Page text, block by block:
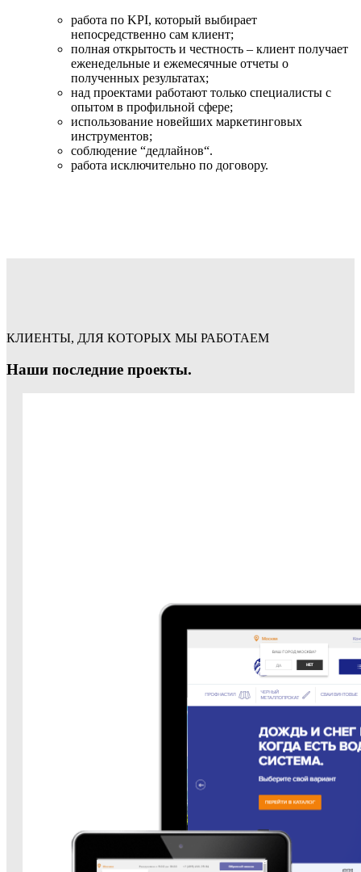
работа по KPI, который выбирает
непосредственно сам клиент;
полная открытость и честность – клиент получает
еженедельные и ежемесячные отчеты о
полученных результатах;
над проектами работают только специалисты с
опытом в профильной сфере;
использование новейших маркетинговых
инструментов;
соблюдение “дедлайнов“.
работа исключительно по договору.
КЛИЕНТЫ, ДЛЯ КОТОРЫХ МЫ РАБОТАЕМ
Наши последние проекты.